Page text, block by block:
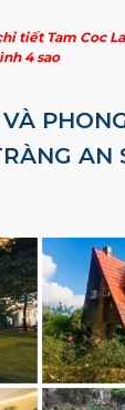
tiết Tam Coc
4 sao
AN